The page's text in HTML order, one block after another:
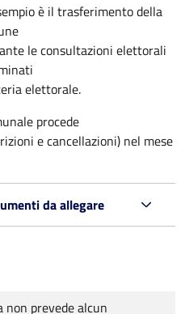
è il trasferimento della
le consultazioni elettorali
elettorale.
procede
e cancellazioni) nel mese
da allegare
non prevede alcun